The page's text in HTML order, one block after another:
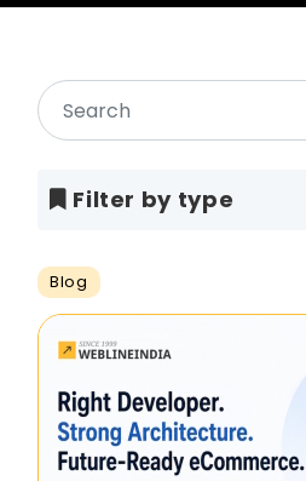
Filter by type
Blog